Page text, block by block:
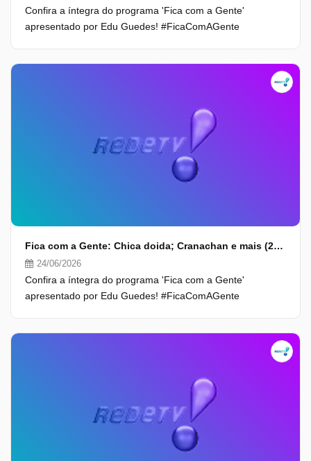
Confira a íntegra do programa 'Fica com a Gente'
apresentado por Edu Guedes! #FicaComAGente
Fica com a Gente: Chica doida; Cranachan e mais (24/06/26) | Completo
24/06/2026
Confira a íntegra do programa 'Fica com a Gente'
apresentado por Edu Guedes! #FicaComAGente